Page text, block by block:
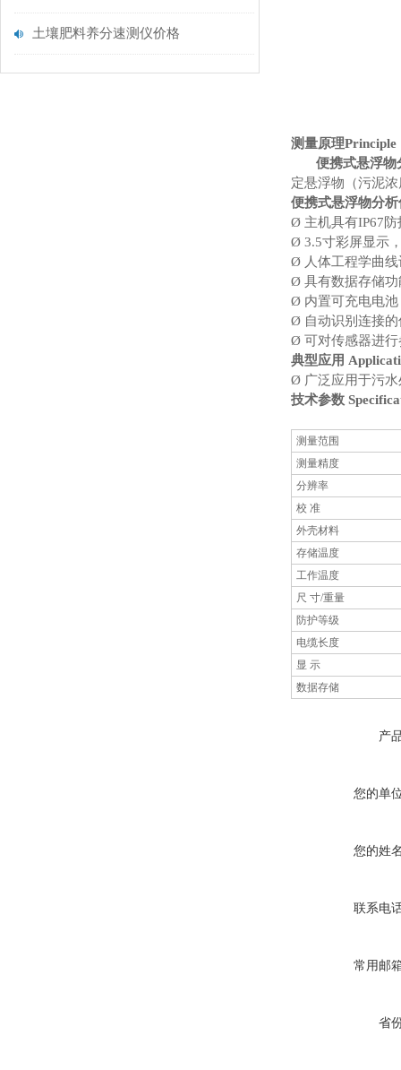
土壤肥料养分速测仪价格
测量原理Principle
便携式悬浮物
定悬浮物（污泥
便携式悬浮物分析
Ø 主机具有IP67
Ø 3.5寸彩屏显示
Ø 人体工程学曲
Ø 具有数据存储
Ø 内置可充电电
Ø 自动识别连接
Ø 可对传感器进
典型应用
Ø 广泛应用于污
技术参数
测量范围
测量精度
分辨率
校 准
外壳材料
存储温度
工作温度
尺 寸/重量
防护等级
电缆长度
显 示
数据存储
产
您的单
您的姓
联系电
常用邮
省